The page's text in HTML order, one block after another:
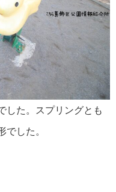
した。スプリングとも
でした。